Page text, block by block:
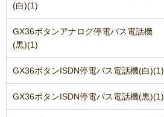
(白)(1)
GX36ボタンアナログ停電バス電話機
(黒)(1)
GX36ボタンISDN停電バス電話機(白)(1)
GX36ボタンISDN停電バス電話機(黒)(1)